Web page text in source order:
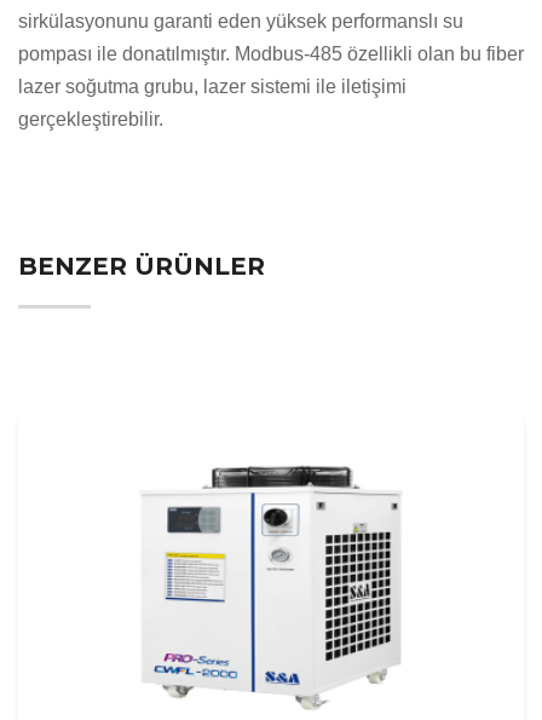
sirkülasyonunu garanti eden yüksek performanslı su
pompası ile donatılmıştır. Modbus-485 özellikli olan bu fiber
lazer soğutma grubu, lazer sistemi ile iletişimi
gerçekleştirebilir.
BENZER ÜRÜNLER